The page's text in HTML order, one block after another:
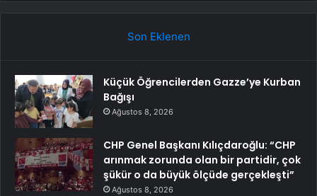
Son Eklenen
Küçük Öğrencilerden Gazze’ye Kurban
Bağışı
Ağustos 8, 2026
CHP Genel Başkanı Kılıçdaroğlu: “CHP
arınmak zorunda olan bir partidir, çok
şükür o da büyük ölçüde gerçekleşti”
Ağustos 8, 2026